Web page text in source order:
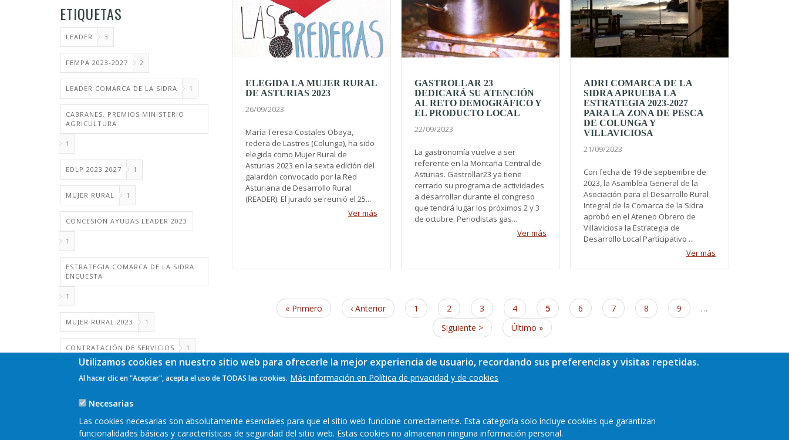
ETIQUETAS
LEADER 3
FEMPA 2023-2027 2
LEADER COMARCA DE LA SIDRA 1
CABRANES. PREMIOS MINISTERIO
AGRICULTURA
1
EDLP 2023 2027 1
MUJER RURAL 1
CONCESIÓN AYUDAS LEADER 2023
1
ESTRATEGIA COMARCA DE LA SIDRA
ENCUESTA
1
MUJER RURAL 2023 1
CONTRATACIÓN DE SERVICIOS 1
ELEGIDA LA MUJER RURAL
DE ASTURIAS 2023
26/09/2023
María Teresa Costales Obaya,
redera de Lastres (Colunga), ha sido
elegida como Mujer Rural de
Asturias 2023 en la sexta edición del
galardón convocado por la Red
Asturiana de Desarrollo Rural
(READER). El jurado se reunió el 25...
Ver más
GASTROLLAR 23
DEDICARÁ SU ATENCIÓN
AL RETO DEMOGRÁFICO Y
EL PRODUCTO LOCAL
22/09/2023
La gastronomía vuelve a ser
referente en la Montaña Central de
Asturias. Gastrollar23 ya tiene
cerrado su programa de actividades
a desarrollar durante el congreso
que tendrá lugar los próximos 2 y 3
de octubre. Periodistas gas...
Ver más
ADRI COMARCA DE LA
SIDRA APRUEBA LA
ESTRATEGIA 2023-2027
PARA LA ZONA DE PESCA
DE COLUNGA Y
VILLAVICIOSA
21/09/2023
Con fecha de 19 de septiembre de
2023, la Asamblea General de la
Asociación para el Desarrollo Rural
Integral de la Comarca de la Sidra
aprobó en el Ateneo Obrero de
Villaviciosa la Estrategia de
Desarrollo Local Participativo ...
Ver más
PaginaciónPrimera
página
« Primero
Página
anterior
‹ Anterior Page
1 Page
2 Page
3 Page
4
Página
actual
5 Page
6 Page
7 Page
8 Page
9
…
Siguiente
página
Siguiente >
Última
página
Último »
Utilizamos cookies en nuestro sitio web para ofrecerle la mejor experiencia de usuario, recordando sus preferencias y visitas repetidas.
Al hacer clic en "Aceptar", acepta el uso de TODAS las cookies. Más información en Política de privacidad y de cookies
Necesarias
Las cookies necesarias son absolutamente esenciales para que el sitio web funcione correctamente. Esta categoría solo incluye cookies que garantizan
funcionalidades básicas y características de seguridad del sitio web. Estas cookies no almacenan ninguna información personal.